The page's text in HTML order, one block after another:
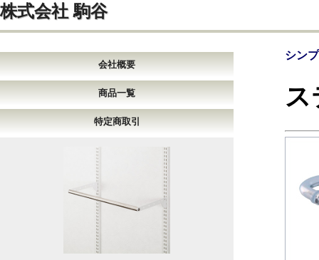
株式会社 駒谷
会社概要
商品一覧
特定商取引
シン
ス